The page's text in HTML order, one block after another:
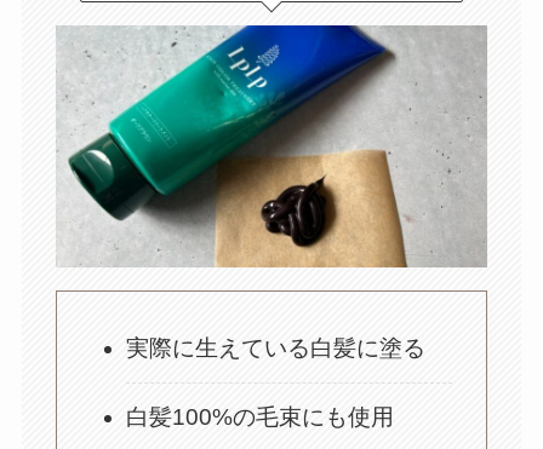
実際に生えている白髪に塗る
白髪100%の毛束にも使用